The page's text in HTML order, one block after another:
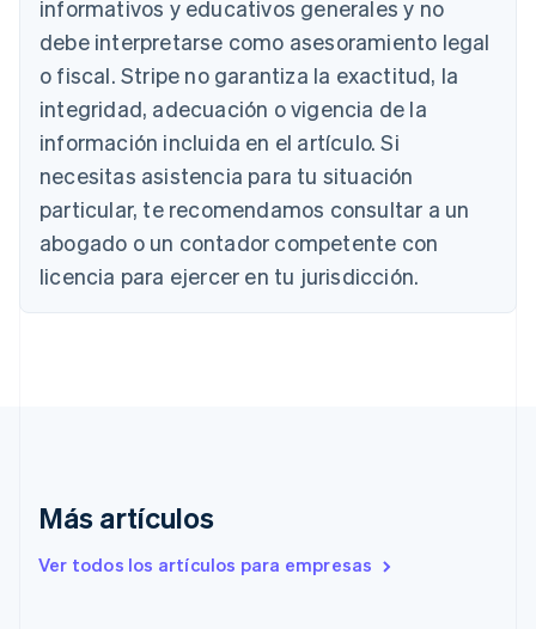
informativos y educativos generales y no
debe interpretarse como asesoramiento legal
o fiscal. Stripe no garantiza la exactitud, la
integridad, adecuación o vigencia de la
información incluida en el artículo. Si
necesitas asistencia para tu situación
particular, te recomendamos consultar a un
abogado o un contador competente con
licencia para ejercer en tu jurisdicción.
Más artículos
Ver todos los artículos para empresas
Austria
DeutschEnglish
Nederlands FrançaisDeutsch English
Brasil
Português English
Bulgaria
English
Canadá
China continental
简体中文English
English
EnglishItaliano